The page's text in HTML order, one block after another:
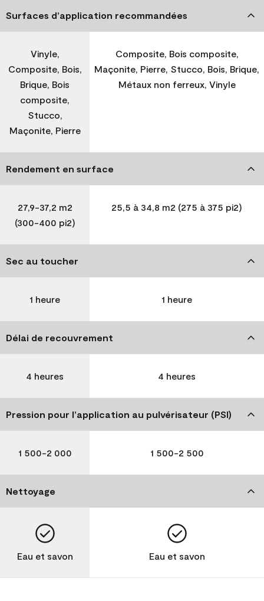
Surfaces d’application recommandées
Vinyle,
Composite, Bois,
Brique, Bois
composite,
Stucco,
Maçonite, Pierre
Composite, Bois composite,
Maçonite, Pierre, Stucco, Bois, Brique,
Métaux non ferreux, Vinyle
Rendement en surface
27,9-37,2 m2
(300-400 pi2)
25,5 à 34,8 m2 (275 à 375 pi2)
Sec au toucher
1 heure 1 heure
Délai de recouvrement
4 heures 4 heures
Pression pour l’application au pulvérisateur (PSI)
1 500-2 000 1 500-2 500
Nettoyage
Eau et savon Eau et savon